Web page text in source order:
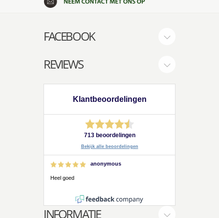
FACEBOOK
REVIEWS
Klantbeoordelingen
713 beoordelingen
Bekijk alle beoordelingen
anonymous
Heel goed
INFORMATIE